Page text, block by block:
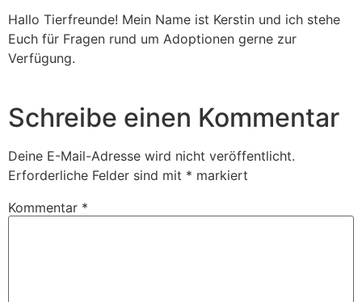
Hallo Tierfreunde! Mein Name ist Kerstin und ich stehe
Euch für Fragen rund um Adoptionen gerne zur
Verfügung.
Schreibe einen Kommentar
Deine E-Mail-Adresse wird nicht veröffentlicht.
Erforderliche Felder sind mit * markiert
Kommentar *